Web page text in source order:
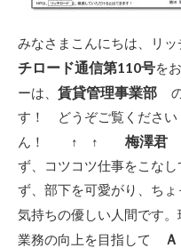
みなさまこんにちは、リ
チロード通信第110号を
ーは、 賃貸管理事業部
す！ どうぞご覧くだ
ん！ ↑ ↑ 梅澤君
ず、コツコツ仕事をこな
ず、部下を可愛がり、ちょ
気持ちの優しい人間です
業務の向上を目指して